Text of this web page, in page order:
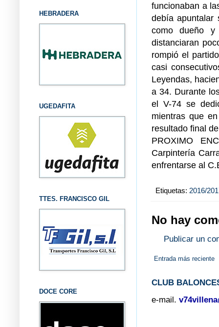
funcionaban a
debía apuntalar
como dueño
distanciaran
rompió el
casi
Leyendas,
a 34. Durante
el V-74 se
mientras que
resultado final
PROXIMO
Carpintería
enfrentarse al
Etiquetas: 2016/
No hay
Publicar un
Entrada más reciente
CLUB
e-mail.
HEBRADERA
UGEDAFITA
TTES. FRANCISCO GIL
DOCE CORE